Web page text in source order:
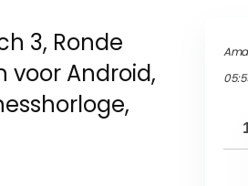
3, Ronde
voor Android,